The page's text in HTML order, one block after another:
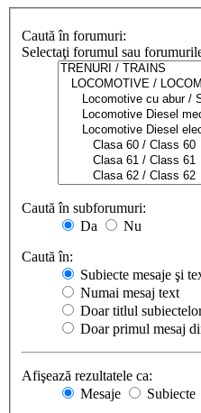
Caută în forumuri:
Selectaţi forumul sau
Caută în subforumuri:
Da
Nu
Caută în:
Subiecte mesaje şi
Numai mesaj text
Doar titlul
Doar primul mesaj
Afişează rezultatele ca:
Mesaje
Subiecte